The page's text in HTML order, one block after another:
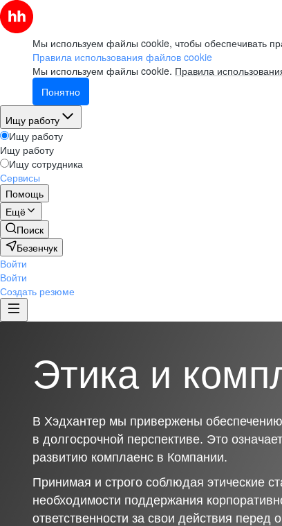
Мы используем файлы cookie, чтобы обеспечивать
Правила использования файлов cookie
Мы используем файлы cookie. Правила
Понятно
Ищу работу
Ищу работу
Ищу работу
Ищу сотрудника
Сервисы
Помощь
Ещё
Поиск
Безенчук
Войти
Войти
Создать резюме
Этика и
В Хэдхантер мы привержены обеспечению
в долгосрочной перспективе. Это
развитию комплаенс в Компании.
Принимая и строго соблюдая этические
необходимости поддержания
ответственности за свои действия